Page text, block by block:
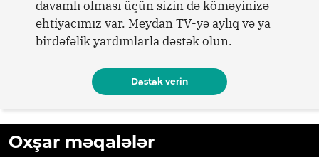
davamlı olması üçün sizin də köməyinizə
ehtiyacımız var. Meydan TV-yə aylıq və ya
birdəfəlik yardımlarla dəstək olun.
Dəstək verin
Oxşar məqalələr